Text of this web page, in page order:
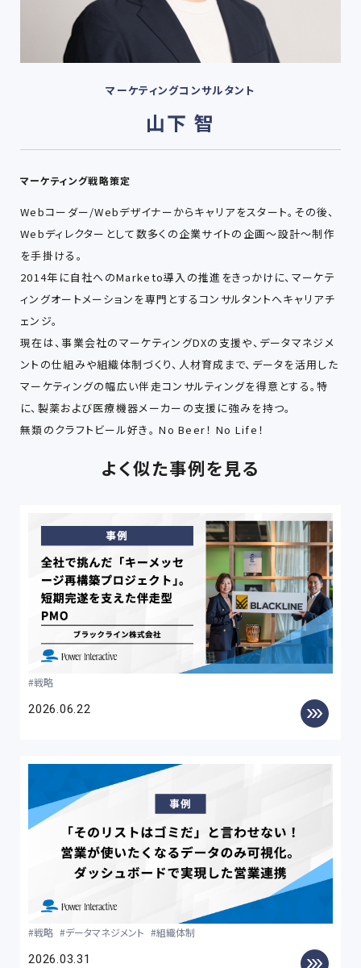
マーケティングコンサルタント
山下 智
マーケティング戦略策定
Webコーダー/Webデザイナーからキャリアをスタート。その後、
Webディレクターとして数多くの企業サイトの企画～設計～制作
を手掛ける。
2014年に自社へのMarketo導入の推進をきっかけに、マーケテ
ィングオートメーションを専門とするコンサルタントへキャリアチ
ェンジ。
現在は、事業会社のマーケティングDXの支援や、データマネジメ
ントの仕組みや組織体制づくり、人材育成まで、データを活用した
マーケティングの幅広い伴走コンサルティングを得意とする。特
に、製薬および医療機器メーカーの支援に強みを持つ。
無類のクラフトビール好き。 No Beer！ No Life！
よく似た事例を見る
戦略
2026.06.22
戦略 データマネジメント 組織体制
2026.03.31